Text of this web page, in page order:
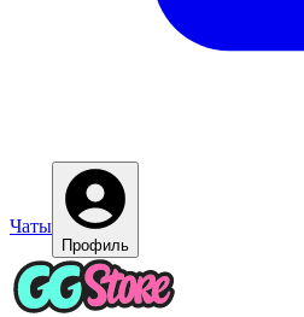
Чаты
Профиль